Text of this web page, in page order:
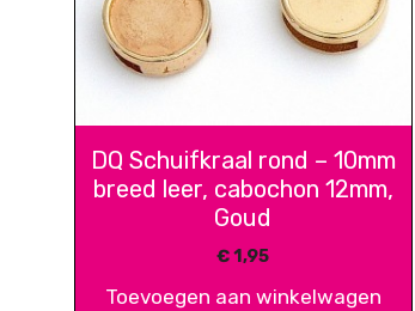
DQ Schuifkraal rond – 10mm
breed leer, cabochon 12mm,
Goud
€1,95
Toevoegen aan winkelwagen